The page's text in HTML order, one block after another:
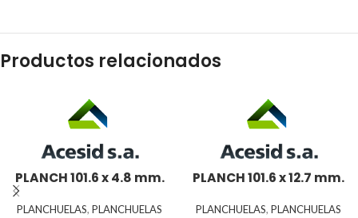
Productos relacionados
PLANCH 101.6 x 4.8 mm.
PLANCHUELAS, PLANCHUELAS
PLANCH 101.6 x 12.7 mm.
PLANCHUELAS, PLANCHUELAS